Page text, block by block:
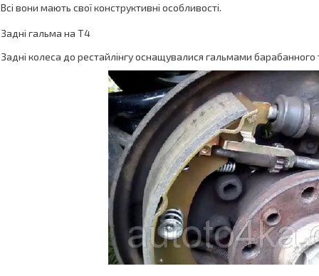
Всі вони мають свої конструктивні особливості.
Задні гальма на Т4
Задні колеса до рестайлінгу оснащувалися гальмами барабанного